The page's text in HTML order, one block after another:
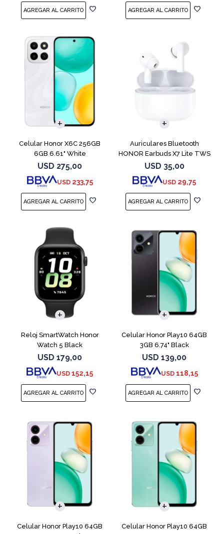
Celular Honor X6C 256GB
6GB 6.61" White
USD 275,00
USD 233,75
COMPARAR
Auriculares Bluetooth
HONOR Earbuds X7 Lite TWS
White
USD 35,00
USD 29,75
Reloj SmartWatch Honor
Watch 5 Black
USD 179,00
USD 152,15
Celular Honor Play10 64GB
3GB 6.74" Black
USD 139,00
USD 118,15
COMPARAR
Celular Honor Play10 64GB
COMPARAR
Celular Honor Play10 64GB
COMPARAR